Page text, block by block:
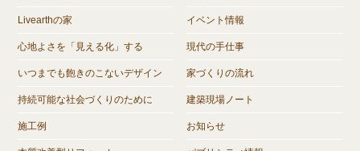
Livearthの家
心地よさを「見える化」する
いつまでも飽きのこないデザイン
持続可能な社会づくりのために
施工例
イベント情報
現代の手仕事
家づくりの流れ
建築現場ノート
お知らせ